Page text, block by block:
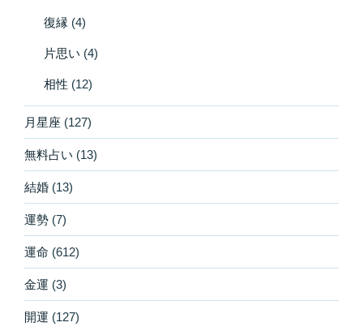
復縁 (4)
片思い (4)
相性 (12)
月星座 (127)
無料占い (13)
結婚 (13)
運勢 (7)
運命 (612)
金運 (3)
開運 (127)